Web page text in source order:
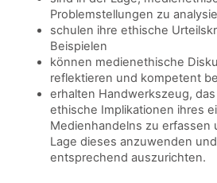
Problemstellungen zu
schulen ihre ethische
Beispielen
können medienethische
reflektieren und kompetent
erhalten Handwerkszeug,
ethische Implikationen ihres
Medienhandelns zu erfassen
Lage dieses anzuwenden
entsprechend auszurichten.